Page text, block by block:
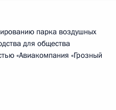
парка воздушных
для общества
«Авиакомпания «Грозный